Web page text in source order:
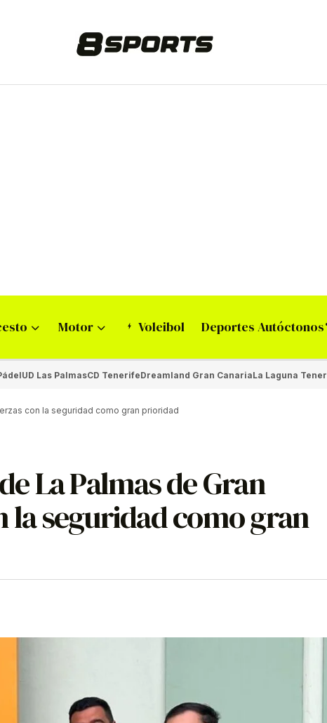
Motor Voleibol Deportes Autóctonos
UD Las PalmasCD TenerifeDreamland Gran CanariaLa Laguna
con la seguridad como gran prioridad
La Palmas de Gran
la seguridad como gran